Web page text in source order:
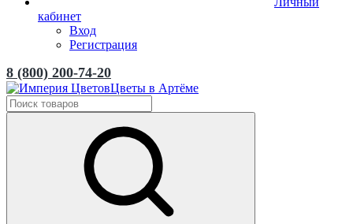
кабинет
Вход
Регистрация
8 (800) 200-74-20
Цветы в Артёме